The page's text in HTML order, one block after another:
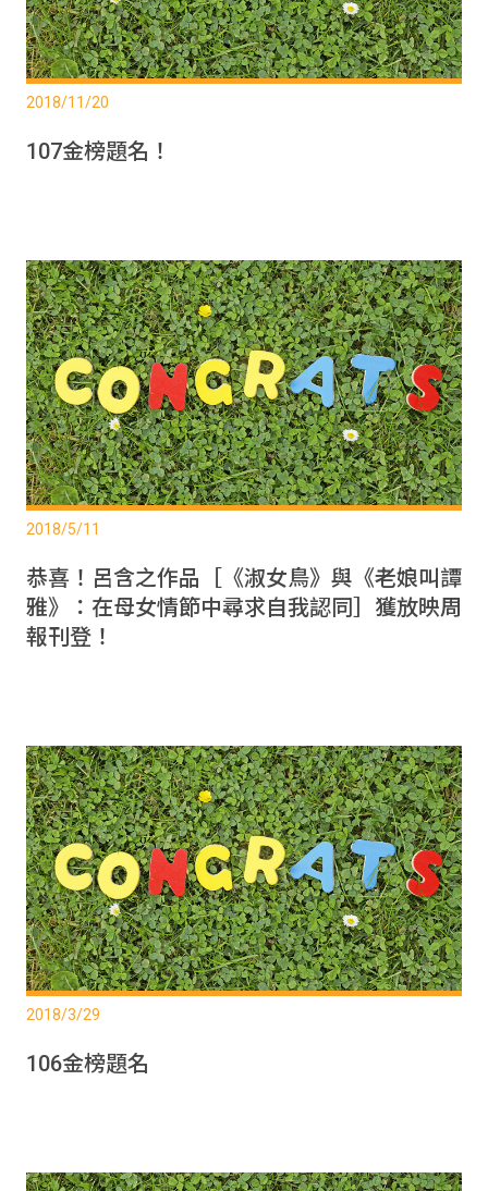
2018/11/20
107金榜題名！
2018/5/11
恭喜！呂含之作品［《淑女鳥》與《老娘叫譚
雅》：在母女情節中尋求自我認同］獲放映周
報刊登！
2018/3/29
106金榜題名